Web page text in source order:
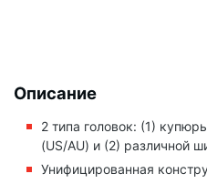
Описание
2 типа головок: (1)
(US/AU) и (2) различной
Унифицированная